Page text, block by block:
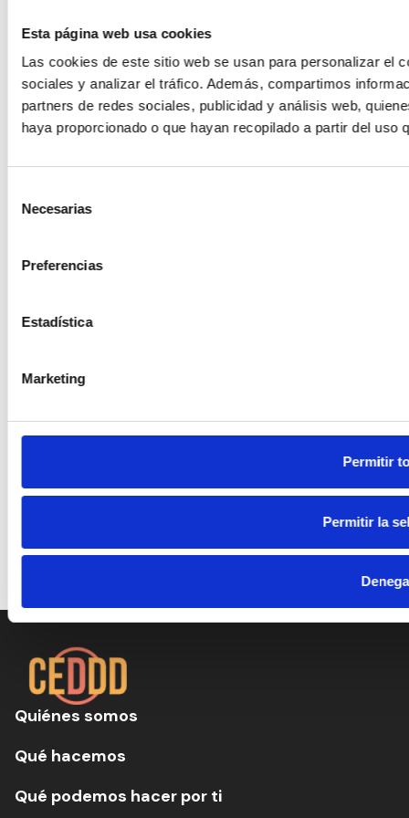
Esta página web usa cookies
Las cookies de este sitio web se usan para personalizar el
sociales y analizar el tráfico. Además, compartimos
partners de redes sociales, publicidad y análisis web,
haya proporcionado o que hayan recopilado a partir del uso
Necesarias
Preferencias
Estadística
Marketing
Permitir
Permitir la
Quiénes somos
Qué hacemos
Qué podemos hacer por ti